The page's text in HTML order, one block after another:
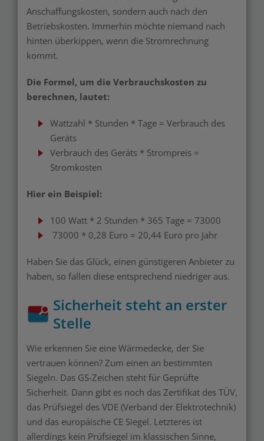
Anschaffungskosten, sondern auch nach den
Betriebskosten. Immerhin möchte niemand nach
hinten überkippen, wenn die Stromrechnung
kommt.
Die Formel, um die Verbrauchskosten zu
berechnen, lautet:
Wattzahl * Stunden * Tage = Verbrauch des
Geräts
Verbrauch des Geräts * Strompreis =
Stromkosten
Hier ein Beispiel:
100 Watt * 2 Stunden * 365 Tage = 73000
73000 * 0,28 Euro = 20,44 Euro pro Jahr
Haben Sie das Glück, einen günstigeren Anbieter zu
haben, so fallen diese entsprechend niedriger aus.
Sicherheit steht an erster
Stelle
Wie erkennen Sie eine Wärmedecke, der Sie
vertrauen können? Zum einen an bestimmten
Siegeln. Das GS-Zeichen steht für Geprüfte
Sicherheit. Dann gibt es noch das Zertifikat des TÜV,
das Prüfsiegel des VDE (Verband der Elektrotechnik)
und das europäische CE Siegel. Letzteres ist
allerdings kein Prüfsiegel im klassischen Sinne,